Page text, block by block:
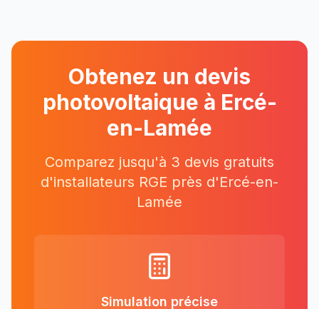
Obtenez un devis
photovoltaique à Ercé-
en-Lamée
Comparez jusqu'à 3 devis gratuits
d'installateurs RGE près d'Ercé-en-
Lamée
Simulation précise